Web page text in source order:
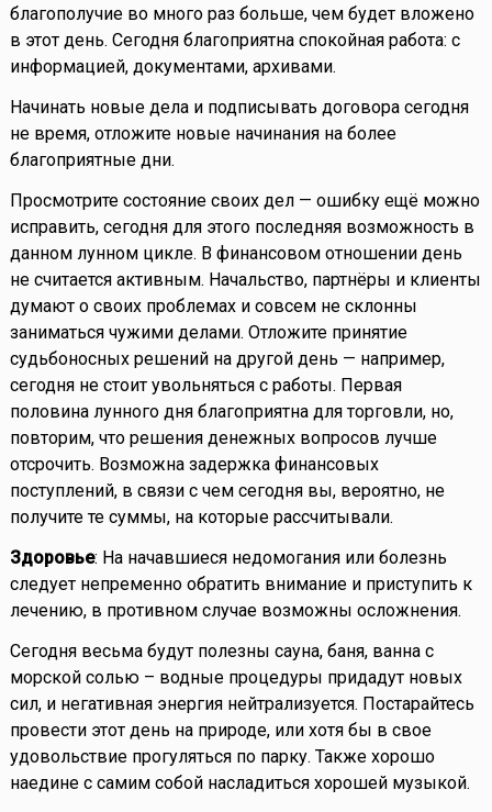
благополучие во много раз больше, чем будет вложено
в этот день. Сегодня благоприятна спокойная работа: с
информацией, документами, архивами.
Начинать новые дела и подписывать договора сегодня
не время, отложите новые начинания на более
благоприятные дни.
Просмотрите состояние своих дел — ошибку ещё можно
исправить, сегодня для этого последняя возможность в
данном лунном цикле. В финансовом отношении день
не считается активным. Начальство, партнёры и клиенты
думают о своих проблемах и совсем не склонны
заниматься чужими делами. Отложите принятие
судьбоносных решений на другой день — например,
сегодня не стоит увольняться с работы. Первая
половина лунного дня благоприятна для торговли, но,
повторим, что решения денежных вопросов лучше
отсрочить. Возможна задержка финансовых
поступлений, в связи с чем сегодня вы, вероятно, не
получите те суммы, на которые рассчитывали.
Здоровье: На начавшиеся недомогания или болезнь
следует непременно обратить внимание и приступить к
лечению, в противном случае возможны осложнения.
Сегодня весьма будут полезны сауна, баня, ванна с
морской солью – водные процедуры придадут новых
сил, и негативная энергия нейтрализуется. Постарайтесь
провести этот день на природе, или хотя бы в свое
удовольствие прогуляться по парку. Также хорошо
наедине с самим собой насладиться хорошей музыкой.